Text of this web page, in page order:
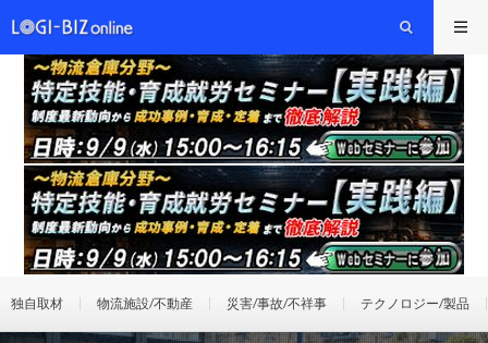
独自取材 物流施設/不動産 災害/事故/不祥事 テクノロジー/製品